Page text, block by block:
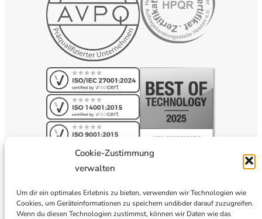
Cookie-Zustimmung
verwalten
Um dir ein optimales Erlebnis zu bieten, verwenden wir Technologien wie
Cookies, um Geräteinformationen zu speichern und/oder darauf zuzugreifen.
Wenn du diesen Technologien zustimmst, können wir Daten wie das